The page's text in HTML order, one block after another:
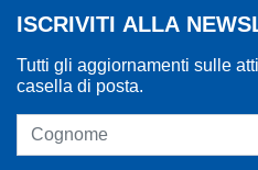
ISCRIVITI ALLA
Tutti gli aggiornamenti sulle
casella di posta.